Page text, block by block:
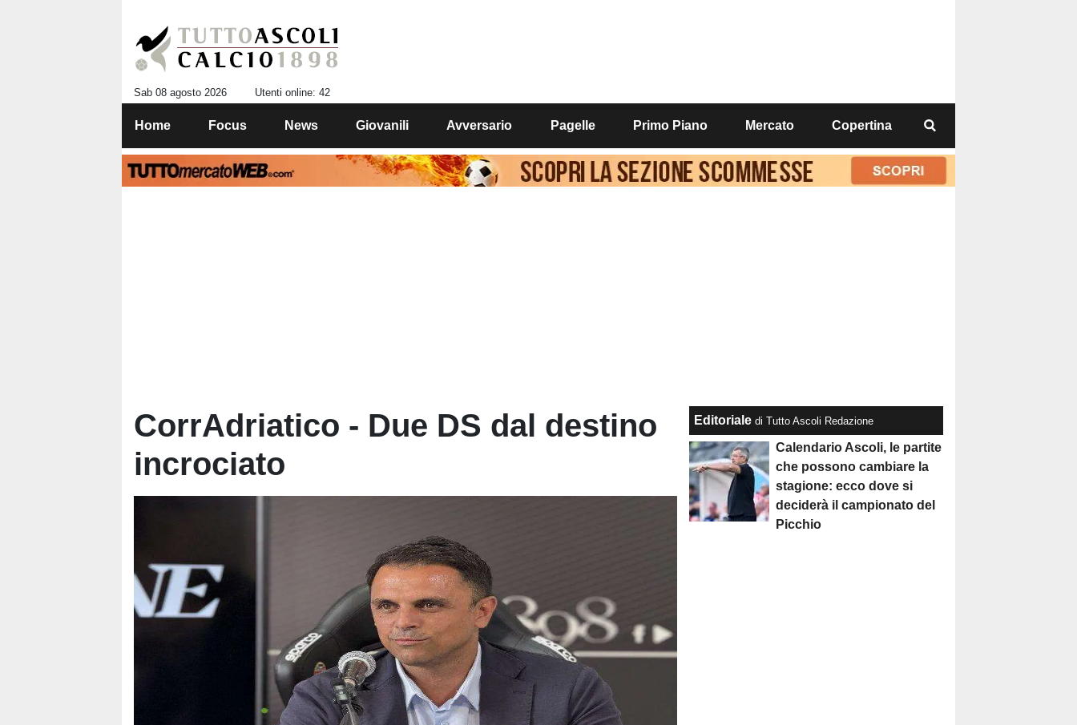
Sab 08 agosto 2026 Utenti online: 42
Home Focus News Giovanili Avversario Pagelle Primo Piano Mercato Copertina
CorrAdriatico - Due DS dal destino
incrociato
Editoriale di Tutto Ascoli Redazione
Calendario Ascoli, le partite
che possono cambiare la
stagione: ecco dove si
deciderà il campionato del
Picchio